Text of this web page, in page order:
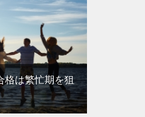
格は繁忙期を狙